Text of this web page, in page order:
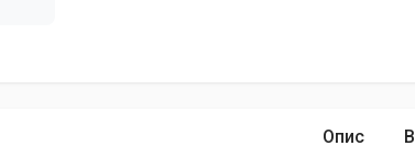
Опис